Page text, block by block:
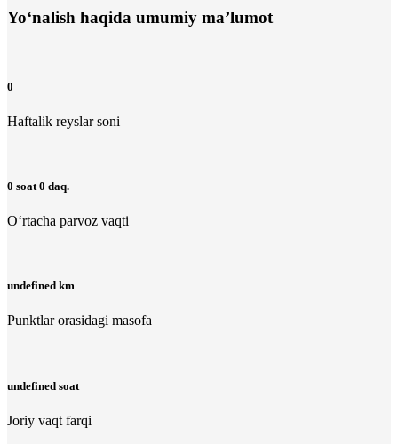
Yo‘nalish haqida umumiy ma’lumot
0
Haftalik reyslar soni
0 soat 0 daq.
O‘rtacha parvoz vaqti
undefined km
Punktlar orasidagi masofa
undefined soat
Joriy vaqt farqi